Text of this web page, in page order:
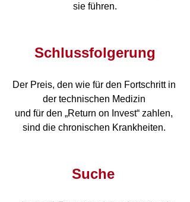
sie führen.
Schlussfolgerung
Der Preis, den wie für den Fortschritt in
der technischen Medizin
und für den „Return on Invest“ zahlen,
sind die chronischen Krankheiten.
Suche